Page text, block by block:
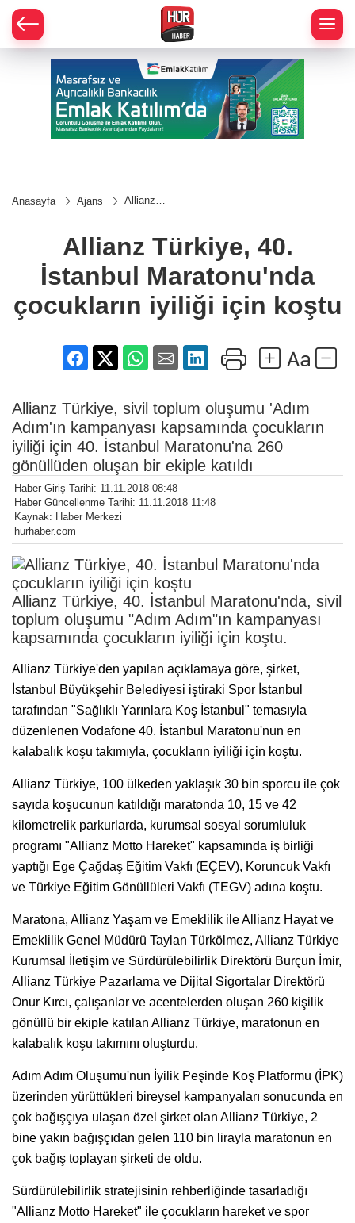
Anasayfa Ajans
Allianz
Maratonu'nda
çocukların
koştu
Allianz Türkiye, 40.
İstanbul Maratonu'nda
çocukların iyiliği için koştu
Allianz Türkiye, sivil toplum oluşumu 'Adım
Adım'ın kampanyası kapsamında çocukların
iyiliği için 40. İstanbul Maratonu'na 260
gönüllüden oluşan bir ekiple katıldı
Haber Giriş Tarihi: 11.11.2018 08:48
Haber Güncellenme Tarihi: 11.11.2018 11:48
Kaynak: Haber Merkezi
hurhaber.com
Allianz Türkiye, 40. İstanbul Maratonu'nda, sivil
toplum oluşumu "Adım Adım"ın kampanyası
kapsamında çocukların iyiliği için koştu.
Allianz Türkiye'den yapılan açıklamaya göre, şirket,
İstanbul Büyükşehir Belediyesi iştiraki Spor İstanbul
tarafından "Sağlıklı Yarınlara Koş İstanbul" temasıyla
düzenlenen Vodafone 40. İstanbul Maratonu'nun en
kalabalık koşu takımıyla, çocukların iyiliği için koştu.
Allianz Türkiye, 100 ülkeden yaklaşık 30 bin sporcu ile çok
sayıda koşucunun katıldığı maratonda 10, 15 ve 42
kilometrelik parkurlarda, kurumsal sosyal sorumluluk
programı "Allianz Motto Hareket" kapsamında iş birliği
yaptığı Ege Çağdaş Eğitim Vakfı (EÇEV), Koruncuk Vakfı
ve Türkiye Eğitim Gönüllüleri Vakfı (TEGV) adına koştu.
Maratona, Allianz Yaşam ve Emeklilik ile Allianz Hayat ve
Emeklilik Genel Müdürü Taylan Türkölmez, Allianz Türkiye
Kurumsal İletişim ve Sürdürülebilirlik Direktörü Burçun İmir,
Allianz Türkiye Pazarlama ve Dijital Sigortalar Direktörü
Onur Kırcı, çalışanlar ve acentelerden oluşan 260 kişilik
gönüllü bir ekiple katılan Allianz Türkiye, maratonun en
kalabalık koşu takımını oluşturdu.
Adım Adım Oluşumu'nun İyilik Peşinde Koş Platformu (İPK)
üzerinden yürüttükleri bireysel kampanyaları sonucunda en
çok bağışçıya ulaşan özel şirket olan Allianz Türkiye, 2
bine yakın bağışçıdan gelen 110 bin lirayla maratonun en
çok bağış toplayan şirketi de oldu.
Sürdürülebilirlik stratejisinin rehberliğinde tasarladığı
"Allianz Motto Hareket" ile çocukların hareket ve spor